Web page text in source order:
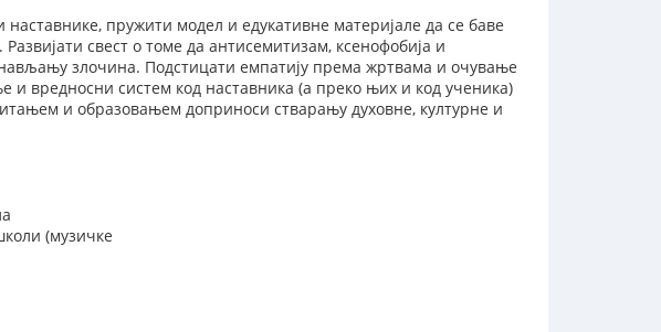
пружити модел и едукативне материјале да се баве
свест о томе да антисемитизам, ксенофобија и
злочина. Подстицати емпатију према жртвама и очување
и вредносни систем код наставника (а преко њих и код ученика)
и образовањем доприноси стварању духовне, културне и
(музичке